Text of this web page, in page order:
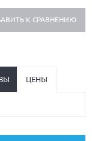
К СРАВНЕНИЮ
ЦЕНЫ